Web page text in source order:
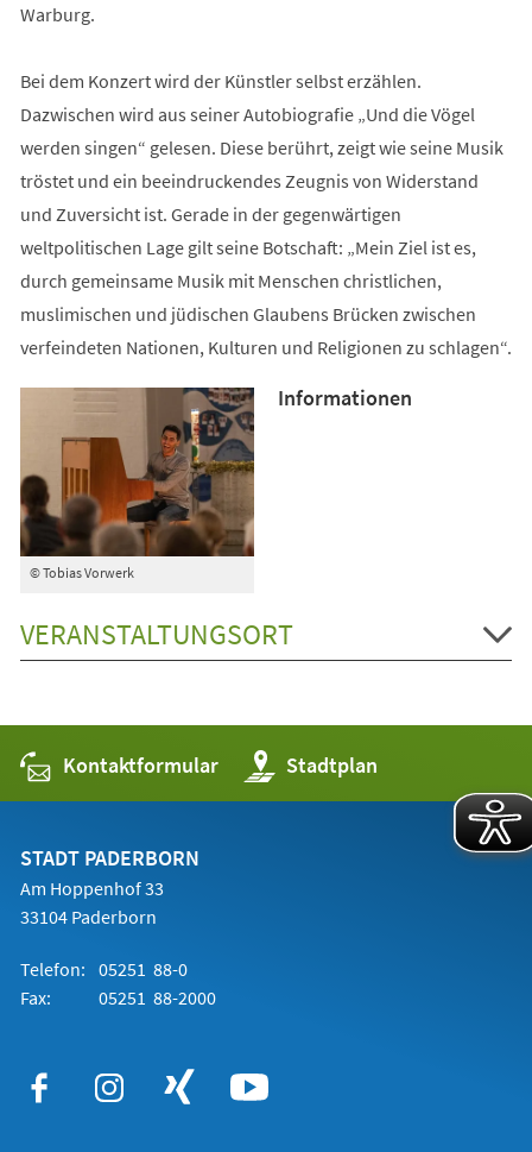
Warburg.
Bei dem Konzert wird der Künstler selbst erzählen.
Dazwischen wird aus seiner Autobiografie „Und die Vögel
werden singen“ gelesen. Diese berührt, zeigt wie seine Musik
tröstet und ein beeindruckendes Zeugnis von Widerstand
und Zuversicht ist. Gerade in der gegenwärtigen
weltpolitischen Lage gilt seine Botschaft: „Mein Ziel ist es,
durch gemeinsame Musik mit Menschen christlichen,
muslimischen und jüdischen Glaubens Brücken zwischen
verfeindeten Nationen, Kulturen und Religionen zu schlagen“.
© Tobias Vorwerk
Informationen
VERANSTALTUNGSORT
Kontaktformular Stadtplan
(Öffnet
in
einem
STADT PADERBORN
Am Hoppenhof 33
33104 Paderborn
Telefon: 05251 88-0
Fax:
05251 88-2000